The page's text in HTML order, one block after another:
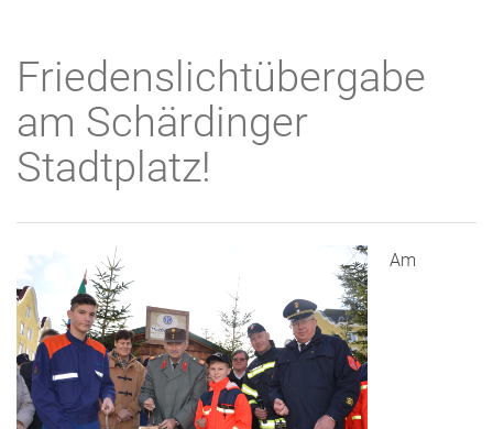
Friedenslichtübergabe
am Schärdinger
Stadtplatz!
Am